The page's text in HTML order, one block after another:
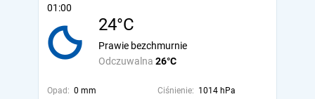
01:00
24°C
Odczuwalna 26°C
Prawie bezchmurnie
Opad: 0 mm Ciśnienie: 1014 hPa